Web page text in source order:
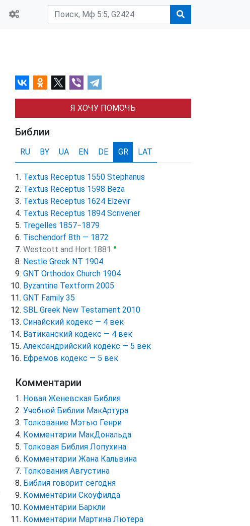
Я ХОЧУ ПОМОЧЬ
Библии
RU BY UA EN DE GR LAT
Textus Receptus 1550 Stephanus
Textus Receptus 1598 Beza
Textus Receptus 1624 Elzevir
Textus Receptus 1894 Scrivener
Tregelles 1857−1879
Tischendorf 8th — 1872
Westcott and Hort 1881 ●
Nestle Greek NT 1904
GNT Orthodox Church 1904
Byzantine Textform 2005
GNT Family 35
SBL Greek New Testament 2010
Синайский кодекс — 4 век
Ватиканский кодекс — 4 век
Александрийский кодекс — 5 век
Ефремов кодекс — 5 век
Комментарии
Новая Женевская Библия
Учебной Библии МакАртура
Толкование Мэтью Генри
Комментарии МакДональда
Толковая Библия Лопухина
Комментарии Жана Кальвина
Толкования Августина
Библия говорит сегодня
Комментарии Скоуфилда
Комментарии Баркли
Комментарии Мартина Лютера